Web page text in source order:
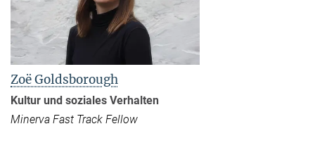
Zoë Goldsborough
Kultur und soziales Verhalten
Minerva Fast Track Fellow